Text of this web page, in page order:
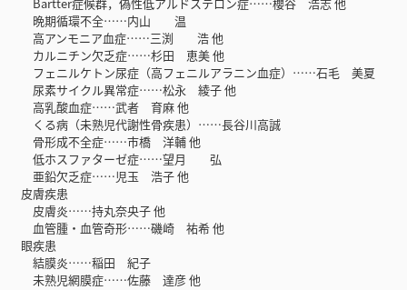
晩期循環不全……内山 温
高アンモニア血症……三渕 浩 他
カルニチン欠乏症……杉田 恵美 他
フェニルケトン尿症（高フェニルアラニン血症）……石毛 美夏
尿素サイクル異常症……松永 綾子 他
高乳酸血症……武者 育麻 他
くる病（未熟児代謝性骨疾患）……長谷川高誠
骨形成不全症……市橋 洋輔 他
低ホスファターゼ症……望月 弘
亜鉛欠乏症……児玉 浩子 他
皮膚疾患
皮膚炎……持丸奈央子 他
血管腫・血管奇形……磯崎 祐希 他
眼疾患
結膜炎……稲田 紀子
未熟児網膜症……佐藤 達彦 他